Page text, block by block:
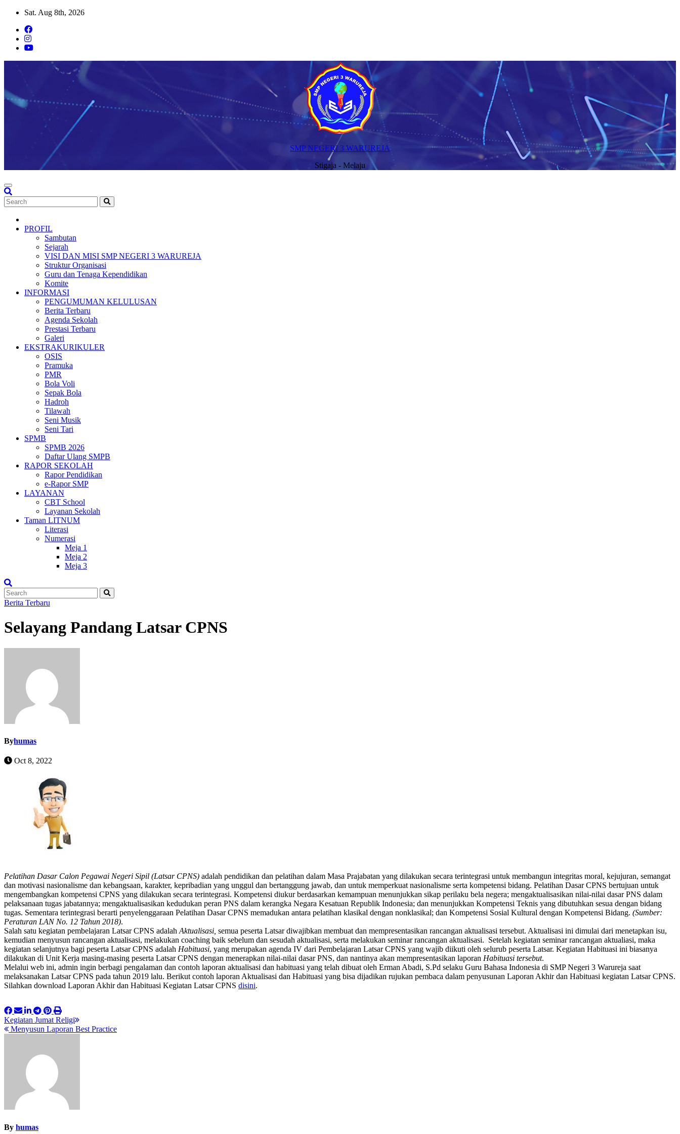
Skip
content
Sat. Aug 8th, 2026
SMP NEGERI 3 WARUREJA
Stigaja - Melaju
PROFIL
Sambutan
Sejarah
VISI DAN MISI SMP NEGERI 3 WARUREJA
Struktur Organisasi
Guru dan Tenaga Kependidikan
Komite
INFORMASI
PENGUMUMAN KELULUSAN
Berita Terbaru
Agenda Sekolah
Prestasi Terbaru
Galeri
EKSTRAKURIKULER
OSIS
Pramuka
PMR
Bola Voli
Sepak Bola
Hadroh
Tilawah
Seni Musik
Seni Tari
SPMB
SPMB 2026
Daftar Ulang SMPB
RAPOR SEKOLAH
Rapor Pendidikan
e-Rapor SMP
LAYANAN
CBT School
Layanan Sekolah
Taman LITNUM
Literasi
Numerasi
Meja 1
Meja 2
Meja 3
Berita Terbaru
Selayang Pandang Latsar CPNS
Byhumas
Oct 8, 2022
Pelatihan Dasar Calon Pegawai Negeri Sipil (Latsar CPNS) adalah pendidikan dan pelatihan dalam Masa Prajabatan yang dilakukan secara terintegrasi untuk membangun integritas moral, kejujuran, semangat
dan motivasi nasionalisme dan kebangsaan, karakter, kepribadian yang unggul dan bertanggung jawab, dan untuk memperkuat nasionalisme serta kompetensi bidang. Pelatihan Dasar CPNS bertujuan untuk
mengembangkan kompetensi CPNS yang dilakukan secara terintegrasi. Kompetensi diukur berdasarkan kemampuan menunjukkan sikap perilaku bela negera; mengaktualisasikan nilai-nilai dasar PNS dalam
pelaksanaan tugas jabatannya; mengaktualisasikan kedudukan peran PNS dalam kerangka Negara Kesatuan Republik Indonesia; dan menunjukkan Kompetensi Teknis yang dibutuhkan sesua dengan bidang
tugas. Sementara terintegrasi berarti penyelenggaraan Pelatihan Dasar CPNS memadukan antara pelatihan klasikal dengan nonklasikal; dan Kompetensi Sosial Kultural dengan Kompetensi Bidang. (Sumber:
Peraturan LAN No. 12 Tahun 2018).
Salah satu kegiatan pembelajaran Latsar CPNS adalahAktualisasi, semua peserta Latsar diwajibkan membuat dan mempresentasikan rancangan aktualisasi tersebut. Aktualisasi ini dimulai dari menetapkan isu,
kemudian menyusun rancangan aktualisasi, melakukan coaching baik sebelum dan sesudah aktualisasi, serta melakukan seminar rancangan aktualisasi. Setelah kegiatan seminar rancangan aktualiasi, maka
kegiatan selanjutnya bagi peserta Latsar CPNS adalah Habituasi, yang merupakan agenda IV dari Pembelajaran Latsar CPNS yang wajib diikuti oleh selurub peserta Latsar. Kegiatan Habituasi ini biasanya
dilakukan di Unit Kerja masing-masing peserta Latsar CPNS dengan menerapkan nilai-nilai dasar PNS, dan nantinya akan mempresentasikan laporan Habituasi tersebut.
Melalui web ini, admin ingin berbagi pengalaman dan contoh laporan aktualisasi dan habituasi yang telah dibuat oleh Erman Abadi, S.Pd selaku Guru Bahasa Indonesia di SMP Negeri 3 Warureja saat
melaksanakan Latsar CPNS pada tahun 2019 lalu. Berikut contoh laporan Aktualisasi dan Habituasi yang bisa dijadikan rujukan pembaca dalam penyusunan Laporan Akhir dan Habituasi kegiatan Latsar CPNS.
Silahkan download Laporan Akhir dan Habituasi Kegiatan Latsar CPNS disini.
Post
navigation
Kegiatan Jumat Religi
Menyusun Laporan Best Practice
By humas